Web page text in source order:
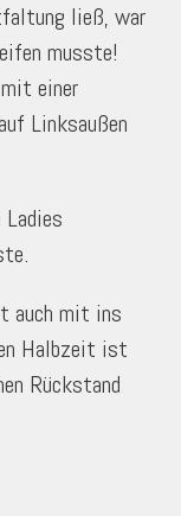
ließ, war
musste!
einer
Linksaußen
auch mit ins
Halbzeit ist
Rückstand